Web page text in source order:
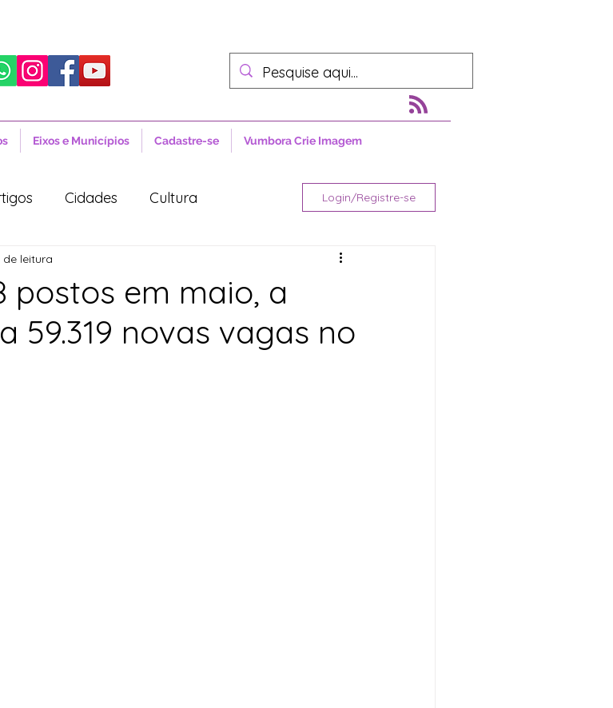
Eixos e Municípios Cadastre-se Vumbora Crie Imagem
Cidades Cultura
de Lei Política Lula
Login/Registre-se
postos em maio, a
59.319 novas vagas no
de leitura